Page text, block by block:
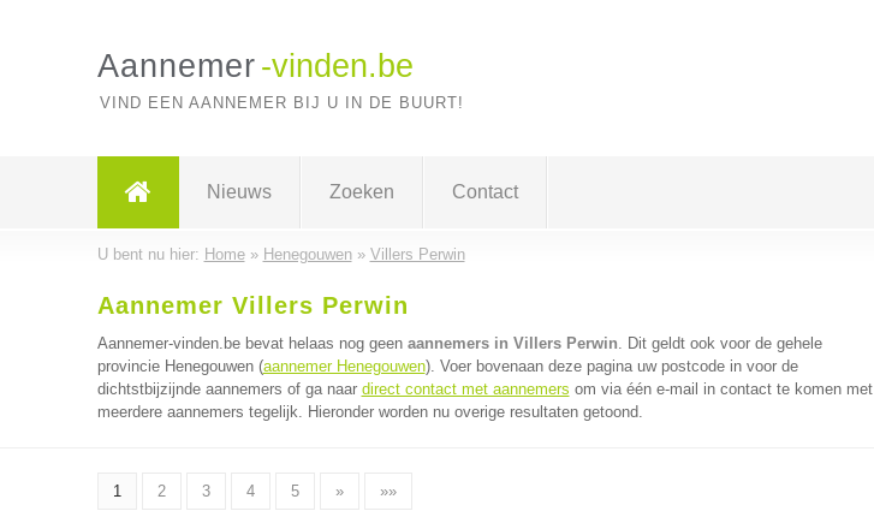
Aannemer -vinden.be
VIND EEN AANNEMER BIJ U IN DE BUURT!
Nieuws Zoeken Contact
U bent nu hier: Home» Henegouwen» Villers Perwin
Aannemer Villers Perwin
Aannemer-vinden.be bevat helaas nog geen aannemers in Villers Perwin. Dit geldt ook voor de gehele
provincie Henegouwen (aannemer Henegouwen). Voer bovenaan deze pagina uw postcode in voor de
dichtstbijzijnde aannemers of ga naar direct contact met aannemers om via één e-mail in contact te komen met
meerdere aannemers tegelijk. Hieronder worden nu overige resultaten getoond.
1 2 3 4 5 » »»